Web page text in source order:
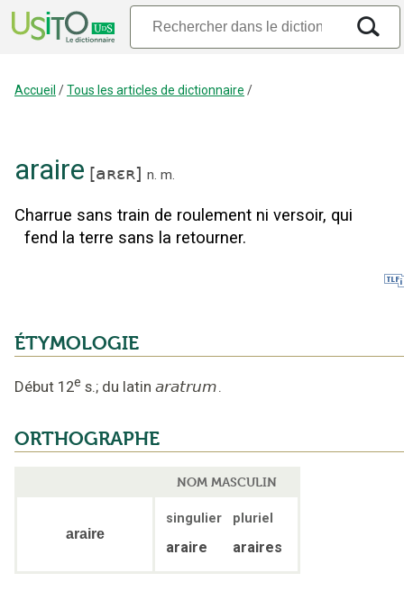
Accueil /Tous les articles de dictionnaire /
araire [aʀɛʀ] n. m.
Charrue sans train de roulement ni versoir, qui
fend la terre sans la retourner.
ÉTYMOLOGIE
Début 12e s.; du latin aratrum.
ORTHOGRAPHE
NOM MASCULIN
araire
singulier pluriel
araire araires